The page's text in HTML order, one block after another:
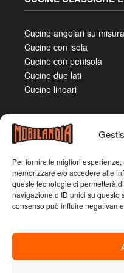
Per fornire le migliori
memorizzare e/o accedere alle
queste tecnologie ci permetterà
navigazione o ID unici su questo
consenso può influire
Cucine angolari su misura
Cucine con isola
Cucine con penisola
Cucine due lati
Cucine lineari
Mobilandia Emilia –